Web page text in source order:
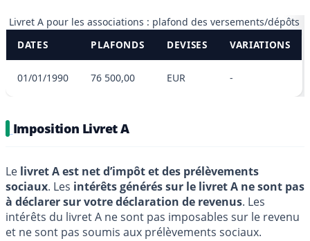
Livret A pour les associations : plafond des versements/dépôts
DATES
PLAFONDS DEVISES VARIATIONS
01/01/1990 76 500,00 EUR -
Imposition Livret A
Le livret A est net d’impôt et des prélèvements
sociaux. Les intérêts générés sur le livret A ne sont pas
à déclarer sur votre déclaration de revenus. Les
intérêts du livret A ne sont pas imposables sur le revenu
et ne sont pas soumis aux prélèvements sociaux.